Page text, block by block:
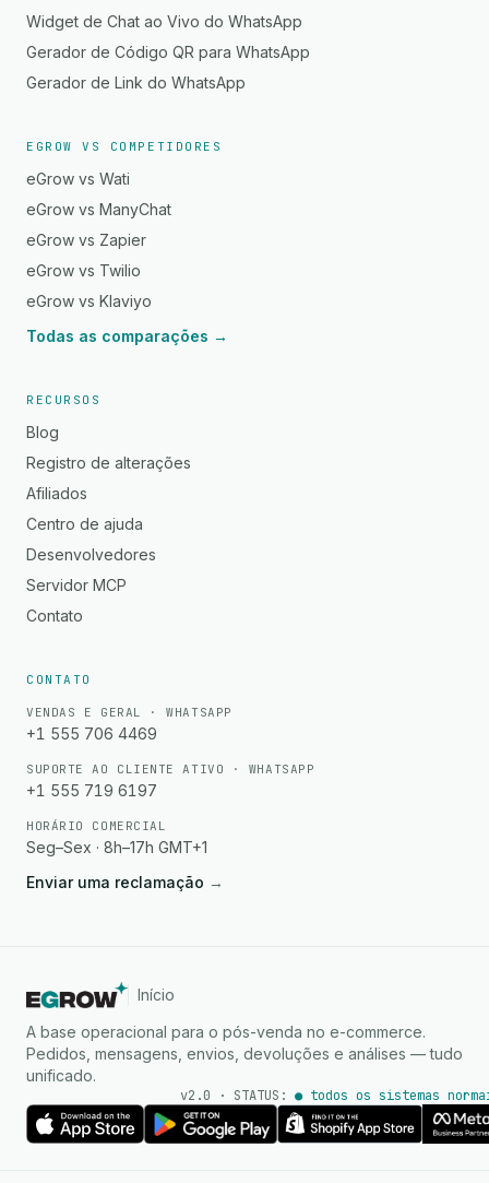
Widget de Chat ao Vivo do WhatsApp
Gerador de Código QR para WhatsApp
Gerador de Link do WhatsApp
EGROW VS COMPETIDORES
eGrow vs Wati
eGrow vs ManyChat
eGrow vs Zapier
eGrow vs Twilio
eGrow vs Klaviyo
Todas as comparações →
RECURSOS
Blog
Registro de alterações
Afiliados
Centro de ajuda
Desenvolvedores
Servidor MCP
Contato
CONTATO
VENDAS E GERAL · WHATSAPP
+1 555 706 4469
SUPORTE AO CLIENTE ATIVO · WHATSAPP
+1 555 719 6197
HORÁRIO COMERCIAL
Seg–Sex · 8h–17h GMT+1
Enviar uma reclamação →
Início
A base operacional para o pós-venda no e-commerce.
Pedidos, mensagens, envios, devoluções e análises — tudo
unificado.
v2.0 · STATUS: ● todos os sistemas